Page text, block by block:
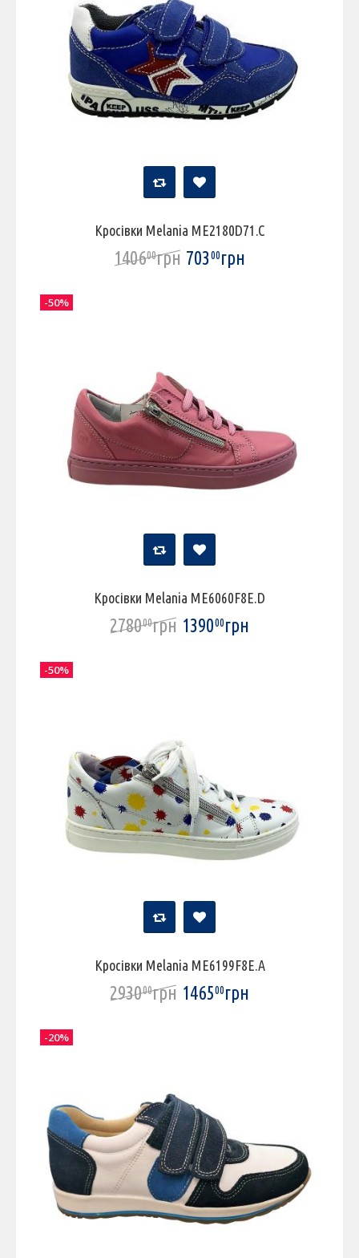
Кросівки Melania ME2180D71.C
140600грн 70300грн
Кросівки Melania ME6060F8E.D
278000грн 139000грн
-50%
Кросівки Melania ME6199F8E.A
293000грн 146500грн
-50%
-20%